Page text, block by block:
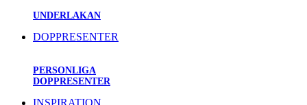
UNDERLAKAN
DOPPRESENTER
PERSONLIGA
DOPPRESENTER
INSPIRATION